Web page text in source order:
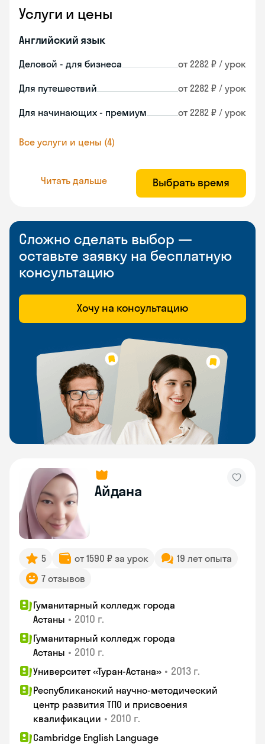
Услуги и цены
Английский язык
Деловой - для бизнеса от 2282 ₽ / урок
Для путешествий от 2282 ₽ / урок
Для начинающих - премиум от 2282 ₽ / урок
Все услуги и цены (4)
Читать дальше Выбрать время
Сложно сделать выбор —
оставьте заявку на бесплатную
консультацию
Хочу на консультацию
Айдана
5 от 1590 ₽ за урок
19 лет опыта
7 отзывов
Гуманитарный колледж города
Астаны • 2010 г.
Гуманитарный колледж города
Астаны • 2010 г.
Университет «Туран-Астана» • 2013 г.
Республиканский научно-методический
центр развития ТПО и присвоения
квалификации • 2010 г.
Cambridge English Language